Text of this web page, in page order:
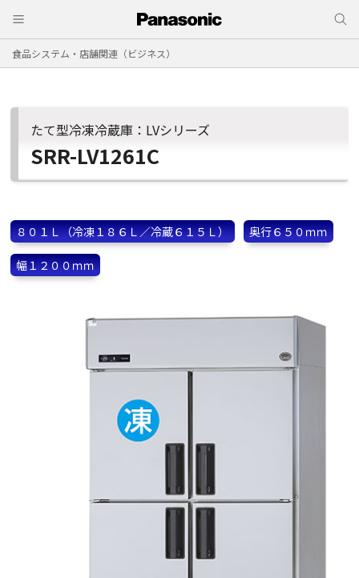
食品システム・店舗関連（ビジネス）
たて型冷凍冷蔵庫：LVシリーズ
SRR-LV1261C
８０１Ｌ（冷凍１８６Ｌ／冷蔵６１５Ｌ） 奥行６５０ｍｍ
幅１２００ｍｍ